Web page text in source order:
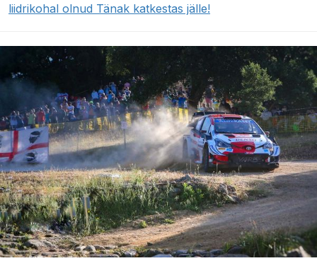
liidrikohal olnud Tänak katkestas jälle!